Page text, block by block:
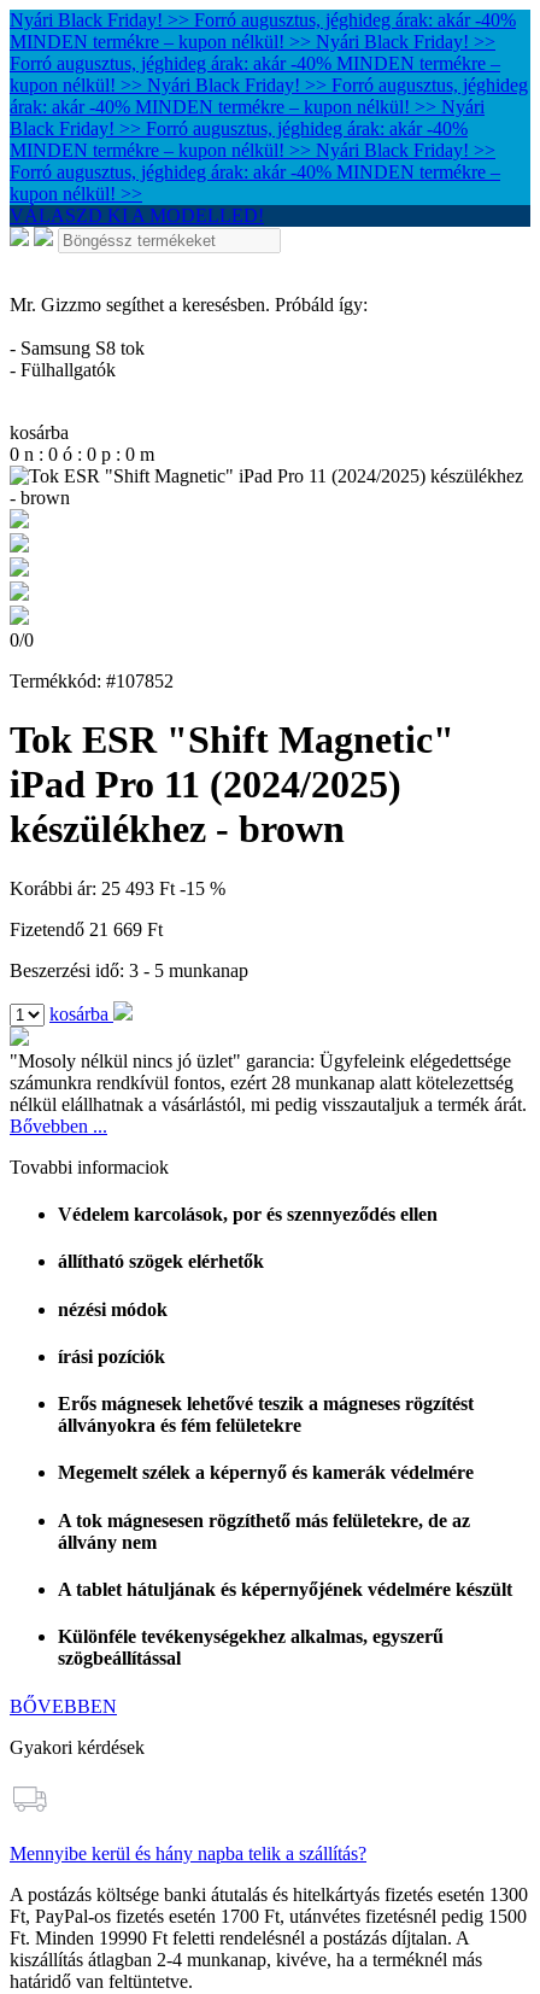
Nyári Black Friday! >> Forró augusztus, jéghideg árak: akár -40%
MINDEN termékre – kupon nélkül! >> Nyári Black Friday! >>
Forró augusztus, jéghideg árak: akár -40% MINDEN termékre –
kupon nélkül! >> Nyári Black Friday! >> Forró augusztus, jéghideg
árak: akár -40% MINDEN termékre – kupon nélkül! >> Nyári
Black Friday! >> Forró augusztus, jéghideg árak: akár -40%
MINDEN termékre – kupon nélkül! >> Nyári Black Friday! >>
Forró augusztus, jéghideg árak: akár -40% MINDEN termékre –
kupon nélkül! >>
VÁLASZD KI A MODELLED!
Mr. Gizzmo segíthet a keresésben. Próbáld így:
- Samsung S8 tok
- Fülhallgatók
kosárba
0 n : 0 ó : 0 p : 0 m
0/0
Termékkód: #107852
Tok ESR "Shift Magnetic"
iPad Pro 11 (2024/2025)
készülékhez - brown
Korábbi ár: 25 493 Ft -15 %
Fizetendő 21 669 Ft
Beszerzési idő: 3 - 5 munkanap
kosárba
"Mosoly nélkül nincs jó üzlet" garancia: Ügyfeleink elégedettsége
számunkra rendkívül fontos, ezért 28 munkanap alatt kötelezettség
nélkül elállhatnak a vásárlástól, mi pedig visszautaljuk a termék árát.
Bővebben ...
Tovabbi informaciok
Védelem karcolások, por és szennyeződés ellen
állítható szögek elérhetők
nézési módok
írási pozíciók
Erős mágnesek lehetővé teszik a mágneses rögzítést
állványokra és fém felületekre
Megemelt szélek a képernyő és kamerák védelmére
A tok mágnesesen rögzíthető más felületekre, de az
állvány nem
A tablet hátuljának és képernyőjének védelmére készült
Különféle tevékenységekhez alkalmas, egyszerű
szögbeállítással
BŐVEBBEN
Gyakori kérdések
Mennyibe kerül és hány napba telik a szállítás?
A postázás költsége banki átutalás és hitelkártyás fizetés esetén 1300
Ft, PayPal-os fizetés esetén 1700 Ft, utánvétes fizetésnél pedig 1500
Ft. Minden 19990 Ft feletti rendelésnél a postázás díjtalan. A
kiszállítás átlagban 2-4 munkanap, kivéve, ha a terméknél más
határidő van feltüntetve.